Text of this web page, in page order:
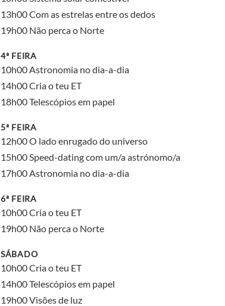
13h00 Com as estrelas entre os dedos
19h00 Não perca o Norte
4ª FEIRA
10h00 Astronomia no dia-a-dia
14h00 Cria o teu ET
18h00 Telescópios em papel
5ª FEIRA
12h00 O lado enrugado do universo
15h00 Speed-dating com um/a astrónomo/a
17h00 Astronomia no dia-a-dia
6ª FEIRA
10h00 Cria o teu ET
19h00 Não perca o Norte
SÁBADO
10h00 Cria o teu ET
14h00 Telescópios em papel
19h00 Visões de luz